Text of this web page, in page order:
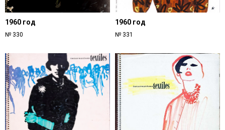
1960 год
№ 330
1960 год
№ 331